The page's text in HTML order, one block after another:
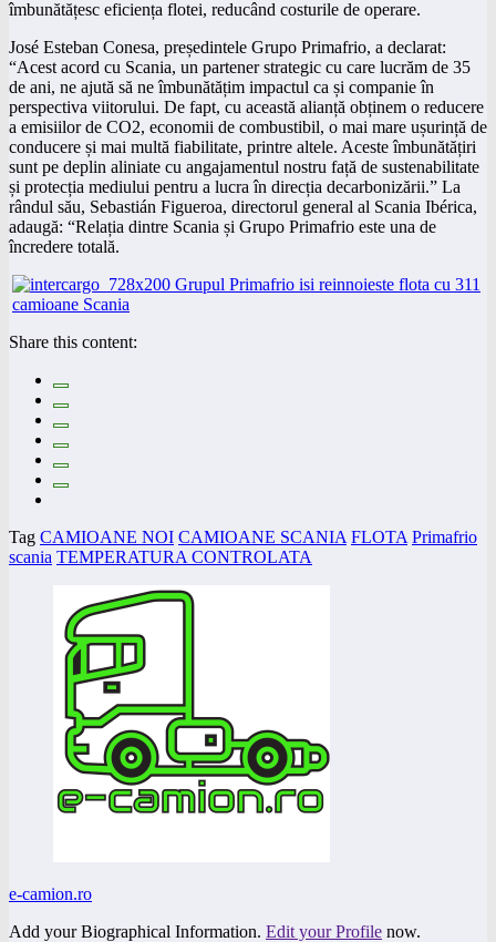
îmbunătățesc eficiența flotei, reducând costurile de operare.
José Esteban Conesa, președintele Grupo Primafrio, a declarat:
“Acest acord cu Scania, un partener strategic cu care lucrăm de 35
de ani, ne ajută să ne îmbunătățim impactul ca și companie în
perspectiva viitorului. De fapt, cu această alianță obținem o reducere
a emisiilor de CO2, economii de combustibil, o mai mare ușurință de
conducere și mai multă fiabilitate, printre altele. Aceste îmbunătățiri
sunt pe deplin aliniate cu angajamentul nostru față de sustenabilitate
și protecția mediului pentru a lucra în direcția decarbonizării.” La
rândul său, Sebastián Figueroa, directorul general al Scania Ibérica,
adaugă: “Relația dintre Scania și Grupo Primafrio este una de
încredere totală.
Share this content:
Tag CAMIOANE NOI CAMIOANE SCANIA FLOTA Primafrio
scania TEMPERATURA CONTROLATA
e-camion.ro
Add your Biographical Information. Edit your Profile now.